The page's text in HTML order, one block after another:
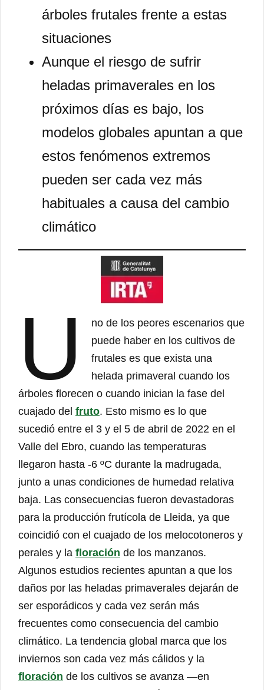
árboles frutales frente a estas
situaciones
Aunque el riesgo de sufrir
heladas primaverales en los
próximos días es bajo, los
modelos globales apuntan a que
estos fenómenos extremos
pueden ser cada vez más
habituales a causa del cambio
climático
U
no de los peores escenarios que
puede haber en los cultivos de
frutales es que exista una
helada primaveral cuando los
árboles florecen o cuando inician la fase del
cuajado del fruto. Esto mismo es lo que
sucedió entre el 3 y el 5 de abril de 2022 en el
Valle del Ebro, cuando las temperaturas
llegaron hasta -6 ºC durante la madrugada,
junto a unas condiciones de humedad relativa
baja. Las consecuencias fueron devastadoras
para la producción frutícola de Lleida, ya que
coincidió con el cuajado de los melocotoneros y
perales y la floración de los manzanos.
Algunos estudios recientes apuntan a que los
daños por las heladas primaverales dejarán de
ser esporádicos y cada vez serán más
frecuentes como consecuencia del cambio
climático. La tendencia global marca que los
inviernos son cada vez más cálidos y la
floración de los cultivos se avanza ―en